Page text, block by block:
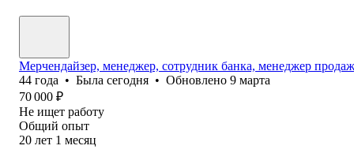
Мерчендайзер, менеджер, сотрудник банка, менеджер
44 года • Была сегодня • Обновлено 9 марта
70 000 ₽
Не ищет работу
Общий опыт
20 лет 1 месяц